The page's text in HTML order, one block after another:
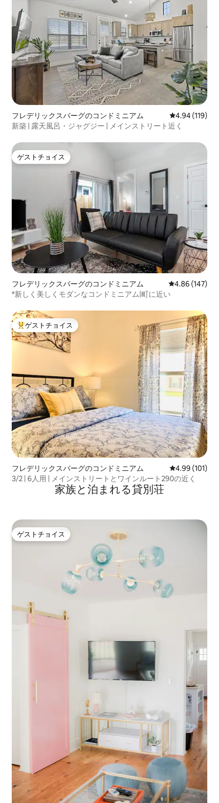
フレデリックスバーグのコンドミニアム レビュー119
4.94 (119)
新築 | 露天風呂・ジャグジー | メインストリート近く
ゲストチョイス
ゲストチョイス
フレデリックスバーグのコンドミニアム レビュー147
4.86 (147)
*新しく美しくモダンなコンドミニアム|町に近い
大好評のゲストチョイスです。
ゲストチョイス
フレデリックスバーグのコンドミニアム レビュー101
4.99 (101)
3/2 | 6人用 | メインストリートとワインルート290の近く
家族と泊まれる貸別荘
ゲストチョイス
ゲストチョイス